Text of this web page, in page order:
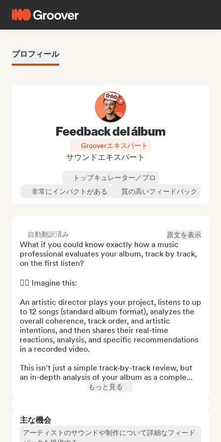
プロフィール
自動翻訳済み 原文を表示
What if you could know exactly how a music
professional evaluates your album, track by track,
on the first listen?
👉🏻 Imagine this:
An artistic director plays your project, listens to up
to 12 songs (standard album format), analyzes the
overall coherence, track order, and artistic
intentions, and then shares their real-time
reactions, analysis, and specific recommendations
in a recorded video.
This isn't just a simple track-by-track review, but
an in-depth analysis of your album as a comple...
もっと見る
主な機会
アーティストのサウンドや制作について詳細なフィード
Feedback del álbum
Grooverエキスパート
サウンドエキスパート
トップキュレーター／プロ
非常にインパクトがある
質の高いフィードバック